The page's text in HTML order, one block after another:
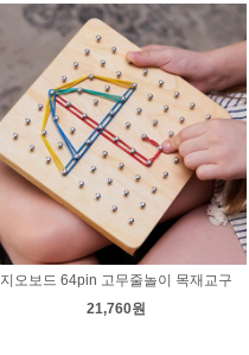
지오보드 64pin 고무줄놀이 목재교구
21,760원